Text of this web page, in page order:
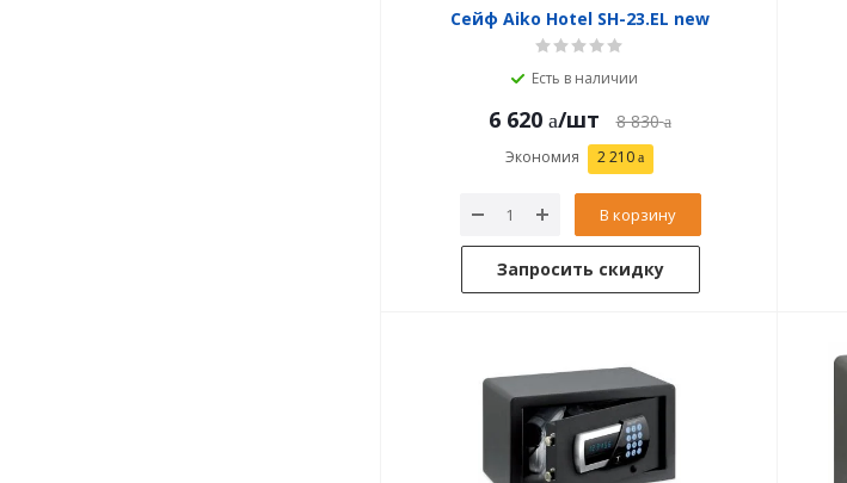
Сейф Aiko Hotel SH-23.EL new
Есть в наличии
6 620 /шт 8 830
Экономия 2 210
В корзину
Запросить скидку